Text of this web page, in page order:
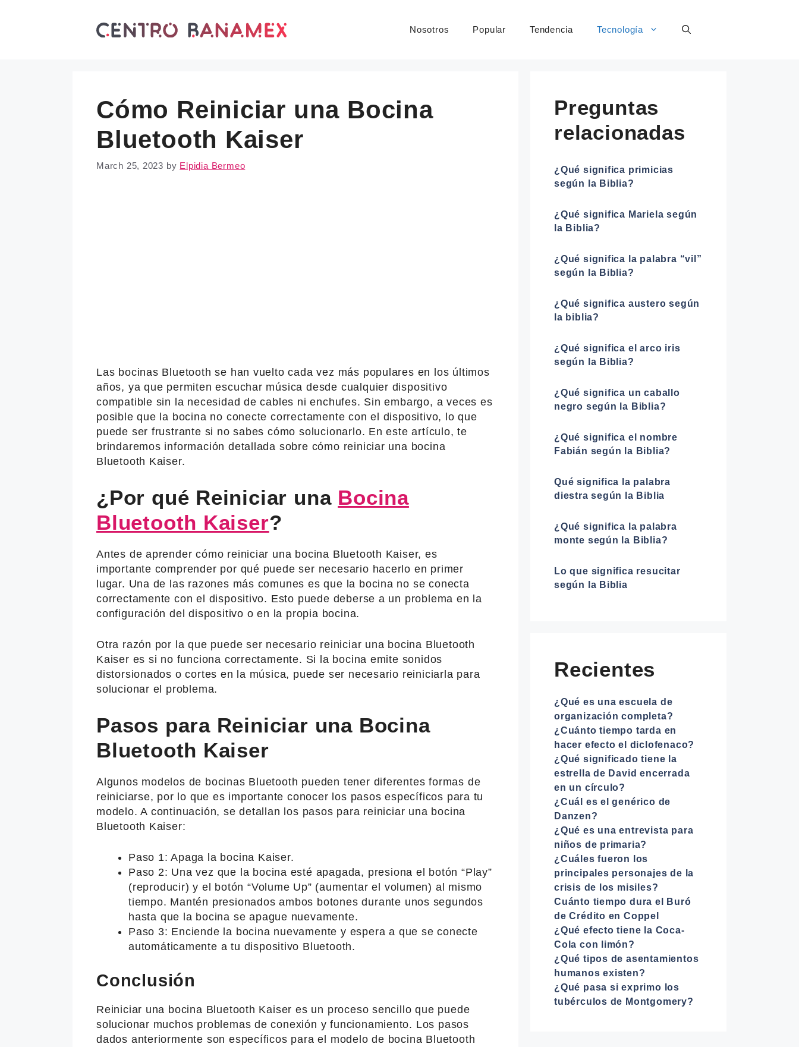
Nosotros Popular Tendencia Tecnología
Cómo Reiniciar una Bocina
Bluetooth Kaiser
March 25, 2023 by Elpidia Bermeo
Las bocinas Bluetooth se han vuelto cada vez más populares en los últimos
años, ya que permiten escuchar música desde cualquier dispositivo
compatible sin la necesidad de cables ni enchufes. Sin embargo, a veces es
posible que la bocina no conecte correctamente con el dispositivo, lo que
puede ser frustrante si no sabes cómo solucionarlo. En este artículo, te
brindaremos información detallada sobre cómo reiniciar una bocina
Bluetooth Kaiser.
¿Por qué Reiniciar una Bocina
Bluetooth Kaiser?
Antes de aprender cómo reiniciar una bocina Bluetooth Kaiser, es
importante comprender por qué puede ser necesario hacerlo en primer
lugar. Una de las razones más comunes es que la bocina no se conecta
correctamente con el dispositivo. Esto puede deberse a un problema en la
configuración del dispositivo o en la propia bocina.
Otra razón por la que puede ser necesario reiniciar una bocina Bluetooth
Kaiser es si no funciona correctamente. Si la bocina emite sonidos
distorsionados o cortes en la música, puede ser necesario reiniciarla para
solucionar el problema.
Pasos para Reiniciar una Bocina
Bluetooth Kaiser
Algunos modelos de bocinas Bluetooth pueden tener diferentes formas de
reiniciarse, por lo que es importante conocer los pasos específicos para tu
modelo. A continuación, se detallan los pasos para reiniciar una bocina
Bluetooth Kaiser:
Paso 1: Apaga la bocina Kaiser.
Paso 2: Una vez que la bocina esté apagada, presiona el botón “Play”
(reproducir) y el botón “Volume Up” (aumentar el volumen) al mismo
tiempo. Mantén presionados ambos botones durante unos segundos
hasta que la bocina se apague nuevamente.
Paso 3: Enciende la bocina nuevamente y espera a que se conecte
automáticamente a tu dispositivo Bluetooth.
Conclusión
Reiniciar una bocina Bluetooth Kaiser es un proceso sencillo que puede
solucionar muchos problemas de conexión y funcionamiento. Los pasos
dados anteriormente son específicos para el modelo de bocina Bluetooth
Preguntas
relacionadas
¿Qué significa primicias
según la Biblia?
¿Qué significa Mariela según
la Biblia?
¿Qué significa la palabra “vil”
según la Biblia?
¿Qué significa austero según
la biblia?
¿Qué significa el arco iris
según la Biblia?
¿Qué significa un caballo
negro según la Biblia?
¿Qué significa el nombre
Fabián según la Biblia?
Qué significa la palabra
diestra según la Biblia
¿Qué significa la palabra
monte según la Biblia?
Lo que significa resucitar
según la Biblia
Recientes
¿Qué es una escuela de
organización completa?
¿Cuánto tiempo tarda en
hacer efecto el diclofenaco?
¿Qué significado tiene la
estrella de David encerrada
en un círculo?
¿Cuál es el genérico de
Danzen?
¿Qué es una entrevista para
niños de primaria?
¿Cuáles fueron los
principales personajes de la
crisis de los misiles?
Cuánto tiempo dura el Buró
de Crédito en Coppel
¿Qué efecto tiene la Coca-
Cola con limón?
¿Qué tipos de asentamientos
humanos existen?
¿Qué pasa si exprimo los
tubérculos de Montgomery?